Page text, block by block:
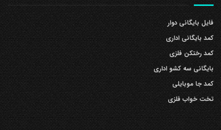
فایل بایگانی دوار
کمد بایگانی اداری
کمد رختکن فلزی
بایگانی سه کشو اداری
کمد جا موبایلی
تخت خواب فلزی